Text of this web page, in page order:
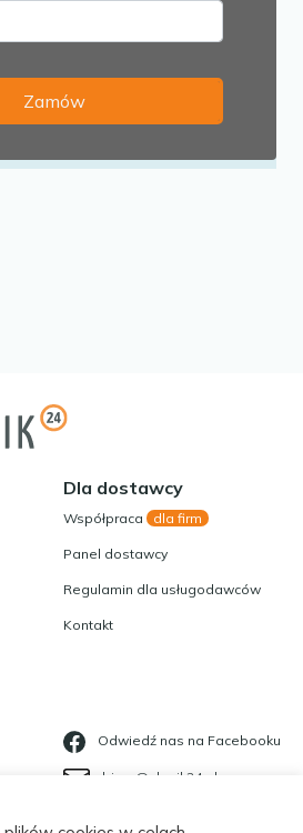
Dla dostawcy
Współpraca dla firm
Panel dostawcy
Regulamin dla usługodawców
Kontakt
Odwiedź nas na Facebooku
biuro@slonik24.pl